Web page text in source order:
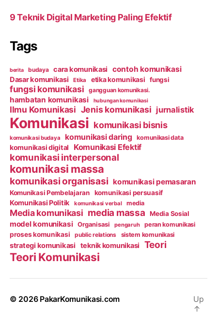
9 Teknik Digital Marketing Paling Efektif
Tags
berita budaya cara komunikasi contoh komunikasi
Dasar komunikasi Etika etika komunikasi fungsi
fungsi komunikasi gangguan komunikasi.
hambatan komunikasi hubungan komunikasi
Ilmu Komunikasi Jenis komunikasi jurnalistik
Komunikasi komunikasi bisnis
komunikasi budaya komunikasi daring komunikasi data
komunikasi digital Komunikasi Efektif
komunikasi interpersonal
komunikasi massa
komunikasi organisasi komunikasi pemasaran
Komunikasi Pembelajaran komunikasi persuasif
Komunikasi Politik komunikasi verbal media
Media komunikasi media massa Media Sosial
model komunikasi Organisasi pengaruh peran komunikasi
proses komunikasi public relations sistem komunikasi
strategi komunikasi teknik komunikasi Teori
Teori Komunikasi
© 2026 PakarKomunikasi.com
Up
↑